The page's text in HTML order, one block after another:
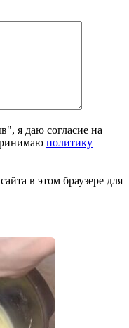
я даю согласие на
политику
в этом браузере для